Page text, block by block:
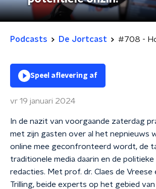
Podcasts De Jortcast
Speel aflevering af
vr 19 januari 2024
In de nazit van voorgaande zaterdag
met zijn gasten over al het nepnieuws
online mee geconfronteerd wordt, de
traditionele media daarin en de politieke
redacties. Met prof. dr. Claes de Vreese
Trilling, beide experts op het gebied